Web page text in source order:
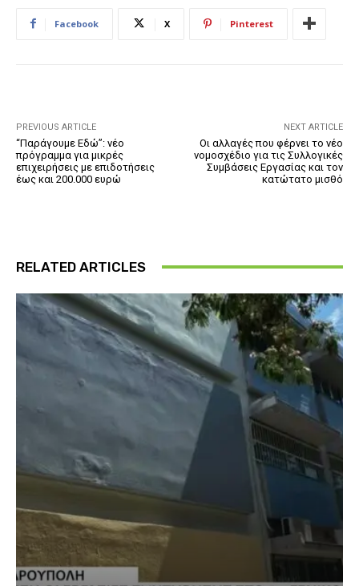
Facebook X Pinterest
PREVIOUS ARTICLE
“Παράγουμε Εδώ”: νέο
πρόγραμμα για μικρές
επιχειρήσεις με επιδοτήσεις
έως και 200.000 ευρώ
NEXT ARTICLE
Οι αλλαγές που φέρνει το νέο
νομοσχέδιο για τις Συλλογικές
Συμβάσεις Εργασίας και τον
κατώτατο μισθό
RELATED ARTICLES